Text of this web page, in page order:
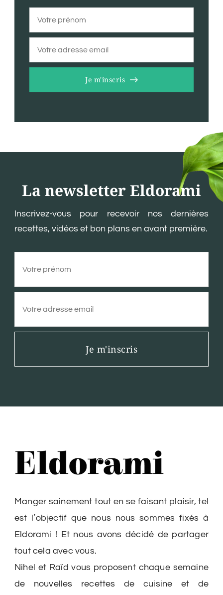
Je m'inscris
La newsletter Eldorami
Inscrivez-vous pour recevoir nos dernières
recettes, vidéos et bon plans en avant première.
Je m'inscris
Manger sainement tout en se faisant plaisir, tel
est l’objectif que nous nous sommes fixés à
Eldorami ! Et nous avons décidé de partager
tout cela avec vous.
Nihel et Raïd vous proposent chaque semaine
de nouvelles recettes de cuisine et de